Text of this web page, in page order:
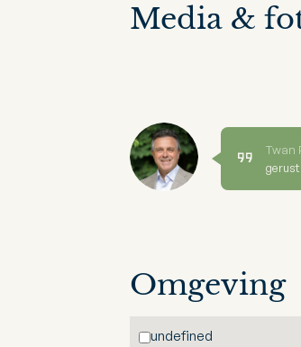
Media &
Twan
Omgeving
undefined